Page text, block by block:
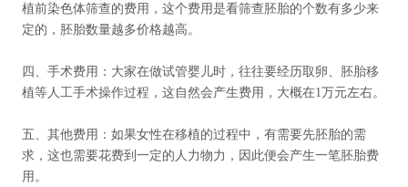
植前染色体筛查的费用，这个费用是看筛查胚胎的个数有多少来
定的，胚胎数量越多价格越高。
四、手术费用：大家在做试管婴儿时，往往要经历取卵、胚胎移
植等人工手术操作过程，这自然会产生费用，大概在1万元左右。
五、其他费用：如果女性在移植的过程中，有需要先胚胎的需
求，这也需要花费到一定的人力物力，因此便会产生一笔胚胎费
用。